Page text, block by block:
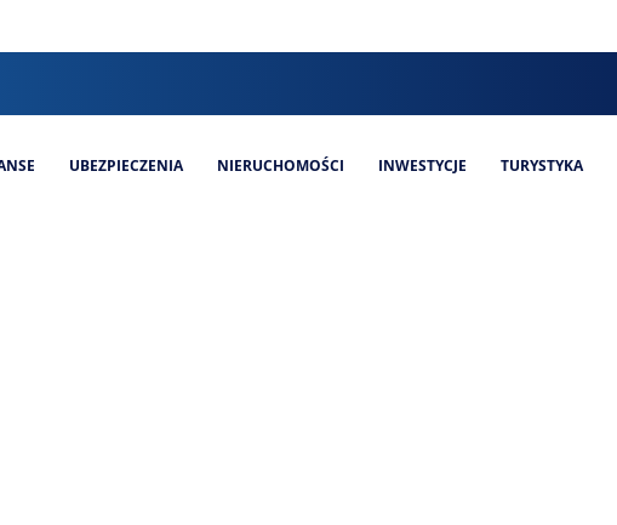
UBEZPIECZENIA NIERUCHOMOŚCI INWESTYCJE TURYSTYKA